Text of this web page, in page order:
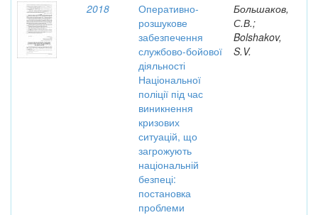
2018
Оперативно-
розшукове
забезпечення
службово-бойової
діяльності
Національної
поліції під час
виникнення
кризових
ситуацій, що
загрожують
національній
безпеці:
постановка
проблеми
Большаков,
С.В.;
Bolshakov,
S.V.